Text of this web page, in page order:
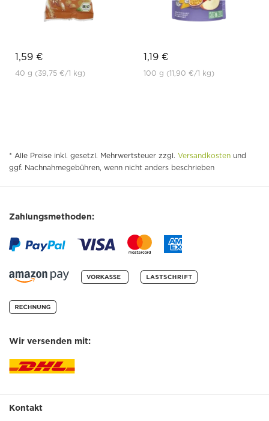
1,59 €
40 g (39,75 €/1 kg)
1,19 €
100 g (11,90 €/1 kg)
* Alle Preise inkl. gesetzl. Mehrwertsteuer zzgl. Versandkosten und
ggf. Nachnahmegebühren, wenn nicht anders beschrieben
Zahlungsmethoden:
Wir versenden mit:
Kontakt